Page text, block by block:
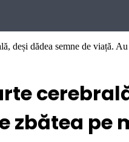
deși dădea semne de viață.
zbătea pe